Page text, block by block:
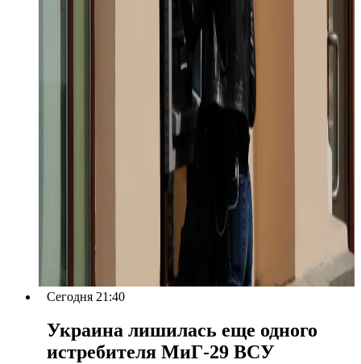
Сегодня 21:40
Украина лишилась еще одного
истребителя МиГ-29 ВСУ